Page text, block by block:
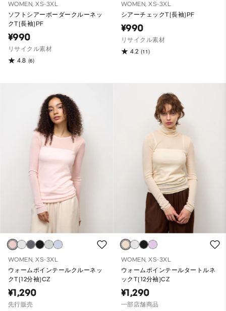
WOMEN, XS-3XL
ソフトシアーボーダークルーネッ
クT(長袖)PF
¥990
リサイクル素材
4.8 (6)
WOMEN, XS-3XL
シアーチェックT(長袖)PF
¥990
リサイクル素材
4.2 (11)
WOMEN, XS-3XL
ウォームポインテールクルーネッ
クT(12分袖)CZ
¥1,290
先行販売
WOMEN, XS-3XL
ウォームポインテールタートルネ
ックT(12分袖)CZ
¥1,290
一部店舗商品